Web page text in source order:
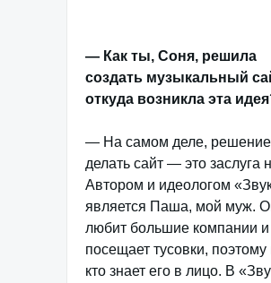
— Как ты, Соня, решила
создать музыкальный
откуда возникла эта
— На самом деле, решение
делать сайт — это заслуга
Автором и идеологом
является Паша, мой муж.
любит большие компании
посещает тусовки,
кто знает его в лицо. В